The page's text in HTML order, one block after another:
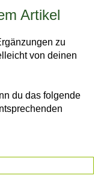
Artikel
zu
von deinen
du das folgende